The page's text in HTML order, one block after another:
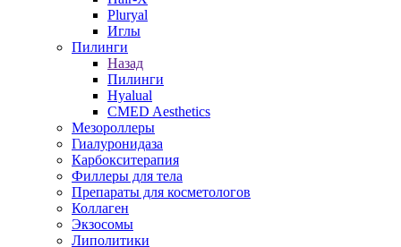
Pluryal
Иглы
Пилинги
Назад
Пилинги
Hyalual
CMED Aesthetics
Мезороллеры
Гиалуронидаза
Карбокситерапия
Филлеры для тела
Препараты для косметологов
Коллаген
Экзосомы
Липолитики